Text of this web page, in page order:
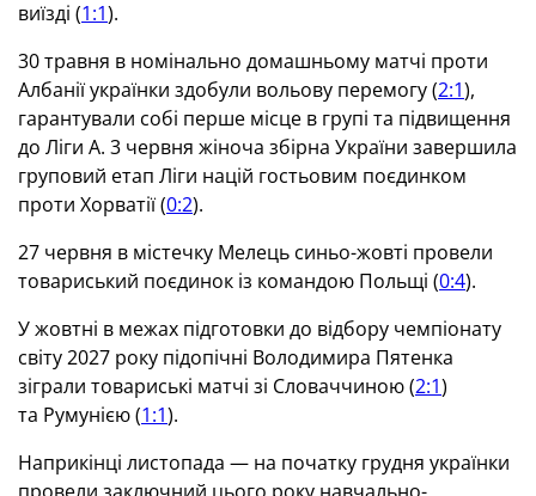
виїзді (1:1).
30 травня в номінально домашньому матчі проти
Албанії українки здобули вольову перемогу (2:1),
гарантували собі перше місце в групі та підвищення
до Ліги А. 3 червня жіноча збірна України завершила
груповий етап Ліги націй гостьовим поєдинком
проти Хорватії (0:2).
27 червня в містечку Мелець синьо-жовті провели
товариський поєдинок із командою Польщі (0:4).
У жовтні в межах підготовки до відбору чемпіонату
світу 2027 року підопічні Володимира Пятенка
зіграли товариські матчі зі Словаччиною (2:1)
та Румунією (1:1).
Наприкінці листопада — на початку грудня українки